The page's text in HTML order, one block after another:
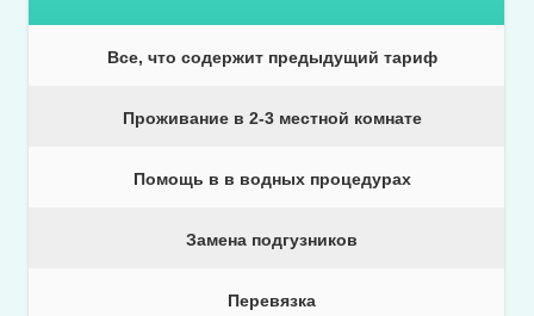
Все, что содержит предыдущий тариф
Проживание в 2-3 местной комнате
Помощь в в водных процедурах
Замена подгузников
Перевязка